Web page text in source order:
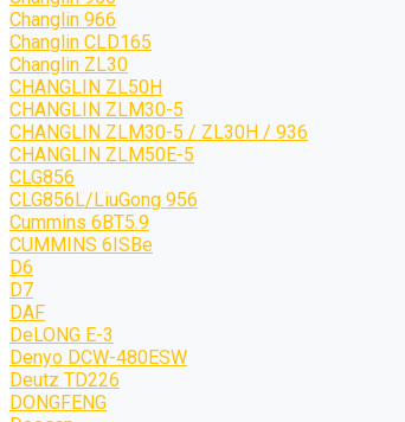
Changlin 966
Changlin CLD165
Changlin ZL30
CHANGLIN ZL50H
CHANGLIN ZLM30-5
CHANGLIN ZLM30-5 / ZL30H / 936
CHANGLIN ZLM50E-5
CLG856
CLG856L/LiuGong 956
Cummins 6BT5.9
CUMMINS 6ISBe
D6
D7
DAF
DeLONG Е-3
Denyo DCW-480ESW
Deutz TD226
DONGFENG